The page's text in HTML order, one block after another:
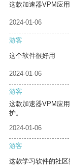
这款加速器VPM应
2024-01-06
游客
这个软件很好用
2024-01-06
游客
这款加速器VPM应
护。
2024-01-06
游客
这款学习软件的社区